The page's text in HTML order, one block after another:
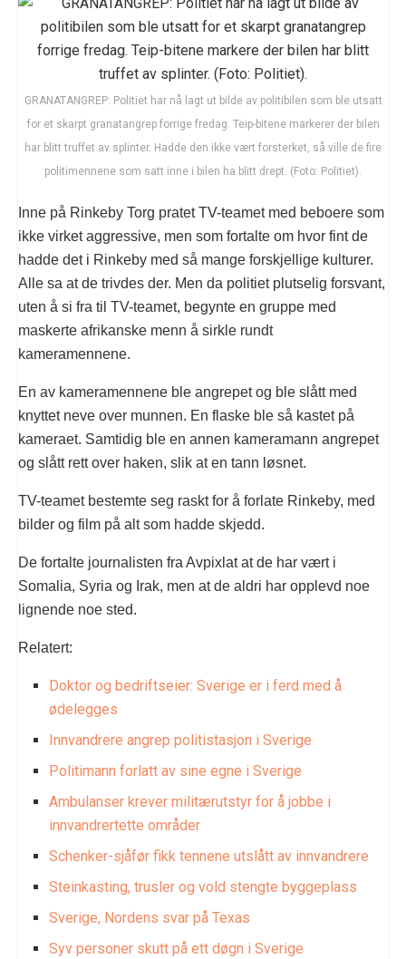
GRANATANGREP: Politiet har nå lagt ut bilde av politibilen som ble utsatt
for et skarpt granatangrep forrige fredag. Teip-bitene markerer der bilen
har blitt truffet av splinter. Hadde den ikke vært forsterket, så ville de fire
politimennene som satt inne i bilen ha blitt drept. (Foto: Politiet).
Inne på Rinkeby Torg pratet TV-teamet med beboere som
ikke virket aggressive, men som fortalte om hvor fint de
hadde det i Rinkeby med så mange forskjellige kulturer.
Alle sa at de trivdes der. Men da politiet plutselig forsvant,
uten å si fra til TV-teamet, begynte en gruppe med
maskerte afrikanske menn å sirkle rundt
kameramennene.
En av kameramennene ble angrepet og ble slått med
knyttet neve over munnen. En flaske ble så kastet på
kameraet. Samtidig ble en annen kameramann angrepet
og slått rett over haken, slik at en tann løsnet.
TV-teamet bestemte seg raskt for å forlate Rinkeby, med
bilder og film på alt som hadde skjedd.
De fortalte journalisten fra Avpixlat at de har vært i
Somalia, Syria og Irak, men at de aldri har opplevd noe
lignende noe sted.
Relatert:
Doktor og bedriftseier: Sverige er i ferd med å
ødelegges
Innvandrere angrep politistasjon i Sverige
Politimann forlatt av sine egne i Sverige
Ambulanser krever militærutstyr for å jobbe i
innvandrertette områder
Schenker-sjåfør fikk tennene utslått av innvandrere
Steinkasting, trusler og vold stengte byggeplass
Sverige, Nordens svar på Texas
Syv personer skutt på ett døgn i Sverige